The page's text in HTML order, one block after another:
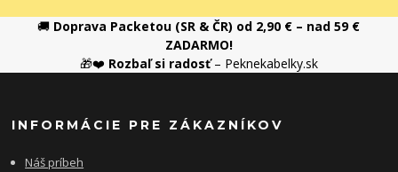
🚚 Doprava Packetou (SR & ČR) od 2,90 € – nad 59 €
ZADARMO!
🎁❤️ Rozbaľ si radosť– Peknekabelky.sk
INFORMÁCIE PRE ZÁKAZNÍKOV
Náš príbeh